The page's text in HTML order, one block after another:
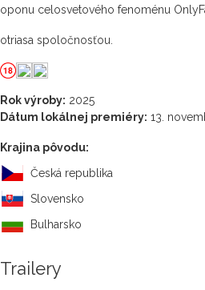
oponu celosvetového fenoménu
otriasa spoločnosťou.
Rok výroby: 2025
Dátum lokálnej premiéry: 13.
Krajina pôvodu:
Česká republika
Slovensko
Bulharsko
Trailery